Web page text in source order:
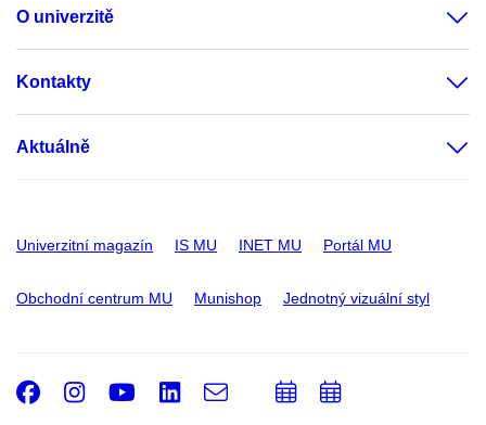
O univerzitě
Kontakty
Aktuálně
Univerzitní magazín IS MU INET MU Portál MU
Obchodní centrum MU Munishop Jednotný vizuální styl
Facebook
Instagram
Youtube
LinkedIn
e-
Email
PřidatPřidat